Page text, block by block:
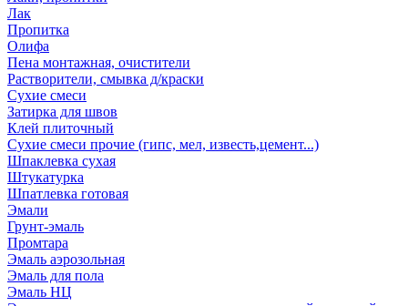
Лак
Пропитка
Олифа
Пена монтажная, очистители
Растворители, смывка д/краски
Сухие смеси
Затирка для швов
Клей плиточный
Сухие смеси прочие (гипс, мел, известь,цемент...)
Шпаклевка сухая
Штукатурка
Шпатлевка готовая
Эмали
Грунт-эмаль
Промтара
Эмаль аэрозольная
Эмаль для пола
Эмаль НЦ